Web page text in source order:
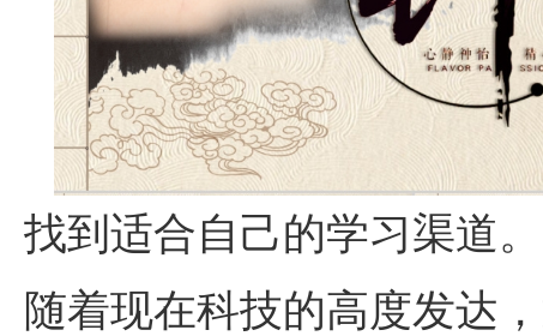
找到适合自己的学习渠道。
随着现在科技的高度发达